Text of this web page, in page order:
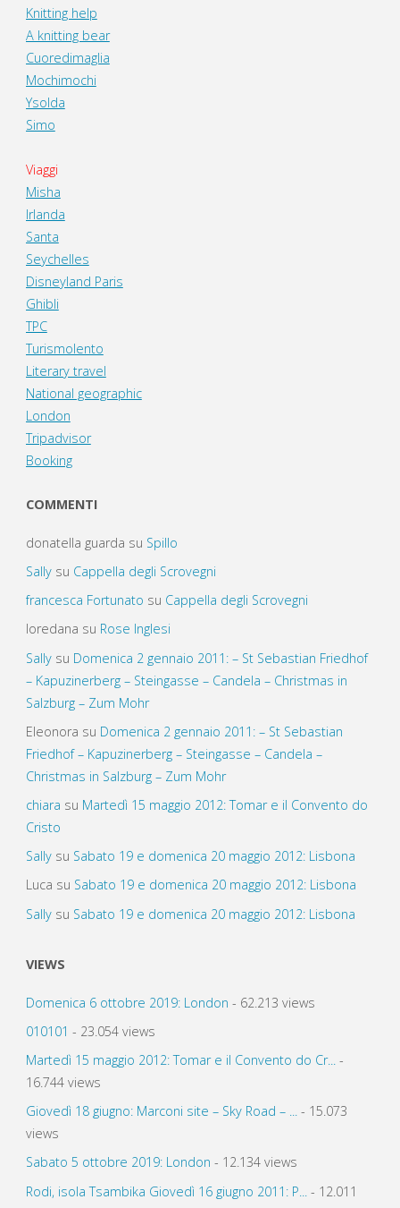
Knitting help
A knitting bear
Cuoredimaglia
Mochimochi
Ysolda
Simo
Viaggi
Misha
Irlanda
Santa
Seychelles
Disneyland Paris
Ghibli
TPC
Turismolento
Literary travel
National geographic
London
Tripadvisor
Booking
COMMENTI
donatella guarda su Spillo
Sallysu Cappella degli Scrovegni
francesca Fortunato su Cappella degli Scrovegni
loredana su Rose Inglesi
Sallysu Domenica 2 gennaio 2011: – St Sebastian Friedhof
– Kapuzinerberg – Steingasse – Candela – Christmas in
Salzburg – Zum Mohr
Eleonora su Domenica 2 gennaio 2011: – St Sebastian
Friedhof – Kapuzinerberg – Steingasse – Candela –
Christmas in Salzburg – Zum Mohr
chiara su Martedì 15 maggio 2012: Tomar e il Convento do
Cristo
Sallysu Sabato 19 e domenica 20 maggio 2012: Lisbona
Luca su Sabato 19 e domenica 20 maggio 2012: Lisbona
Sallysu Sabato 19 e domenica 20 maggio 2012: Lisbona
VIEWS
Domenica 6 ottobre 2019: London - 62.213 views
010101 - 23.054 views
Martedì 15 maggio 2012: Tomar e il Convento do Cr...-
16.744 views
Giovedì 18 giugno: Marconi site – Sky Road – ...- 15.073
views
Sabato 5 ottobre 2019: London - 12.134 views
Rodi, isola Tsambika Giovedì 16 giugno 2011: P...
- 12.011